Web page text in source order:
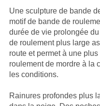
Une sculpture de bande
motif de bande de
durée de vie prolongée
de roulement plus large
route et permet à une
roulement de mordre à la
les conditions.
Rainures profondes plus